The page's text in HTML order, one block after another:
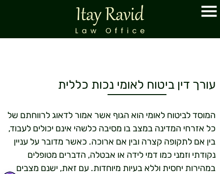
עורך דין ביטוח לאומי נכות כללית
המוסד לביטוח לאומי הוא הגוף אשר אמור לדאוג לרווחתם של
כל אזרחי המדינה במצב בו מסיבה כלשהי אינם יכולים לעבוד,
בין אם לתקופה קצרה ובין אם ארוכה. כאשר מדובר על עניין
נקודתי וזמני כמו דמי לידה או אבטלה, הדברים מטופלים
במהירות יחסית וללא בעיות מיוחדות. עם זאת, ישנם מצבים